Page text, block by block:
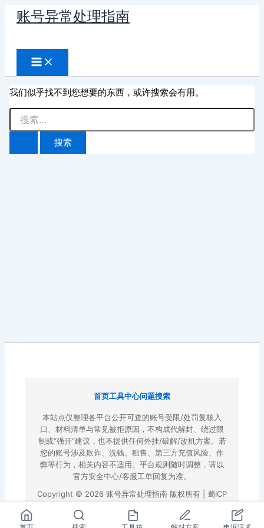
账号异常处理指南
索
我们似乎找不到您想要的东西，或许搜索会有用。
搜
索：
首页工具中心问题搜索
本站点仅整理各平台公开可查的账号受限/处罚复核入
口、材料清单与常见被拒原因，不构成代解封、绕过限
制或“强开”建议，也不提供任何外挂/破解/改机方案。若
您的账号涉及欺诈、洗钱、租售、第三方充值风险、作
弊等行为，相关内容不适用。平台规则随时调整，请以
官方安全中心/客服工单回复为准。
Copyright © 2026 账号异常处理指南 版权所有 | 蜀ICP